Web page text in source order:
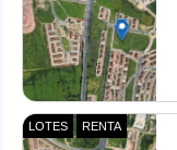
LOTES RENTA